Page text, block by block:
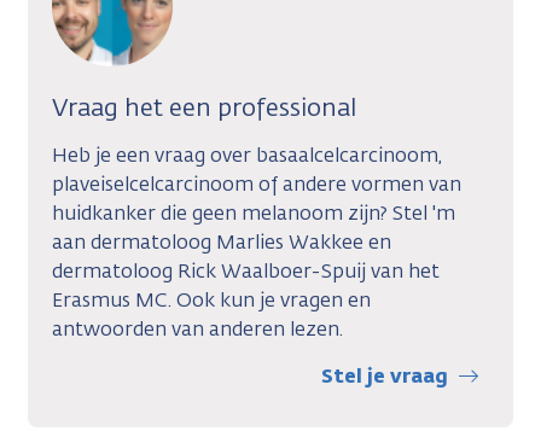
Vraag het een professional
Heb je een vraag over basaalcelcarcinoom,
plaveiselcelcarcinoom of andere vormen van
huidkanker die geen melanoom zijn? Stel 'm
aan dermatoloog Marlies Wakkee en
dermatoloog Rick Waalboer-Spuij van het
Erasmus MC. Ook kun je vragen en
antwoorden van anderen lezen.
Stel je vraag